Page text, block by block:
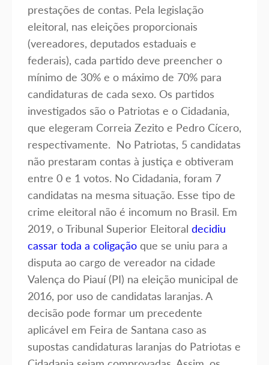
prestações de contas. Pela legislação
eleitoral, nas eleições proporcionais
(vereadores, deputados estaduais e
federais), cada partido deve preencher o
mínimo de 30% e o máximo de 70% para
candidaturas de cada sexo. Os partidos
investigados são o Patriotas e o Cidadania,
que elegeram Correia Zezito e Pedro Cícero,
respectivamente. No Patriotas, 5 candidatas
não prestaram contas à justiça e obtiveram
entre 0 e 1 votos. No Cidadania, foram 7
candidatas na mesma situação. Esse tipo de
crime eleitoral não é incomum no Brasil. Em
2019, o Tribunal Superior Eleitoral decidiu
cassar toda a coligação que se uniu para a
disputa ao cargo de vereador na cidade
Valença do Piauí (PI) na eleição municipal de
2016, por uso de candidatas laranjas. A
decisão pode formar um precedente
aplicável em Feira de Santana caso as
supostas candidaturas laranjas do Patriotas e